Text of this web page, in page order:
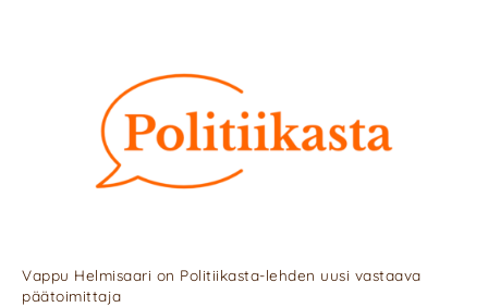
Vappu Helmisaari on Politiikasta-lehden uusi vastaava
päätoimittaja